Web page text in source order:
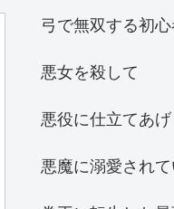
弓で無双する初
悪女を殺して
悪役に仕立てあ
悪魔に溺愛され